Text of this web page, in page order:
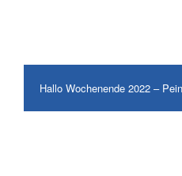
Hallo Wochenende 2022 –